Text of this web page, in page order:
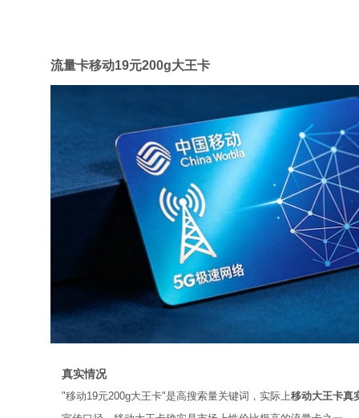
流量卡移动19元200g大王卡
真实情况
"移动19元200g大王卡"是高搜索量关键词，实际上移动大王卡真